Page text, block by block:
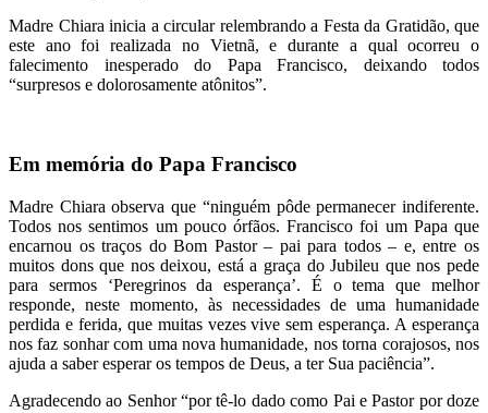
Madre Chiara inicia a circular relembrando a Festa da Gratidão, que
este ano foi realizada no Vietnã, e durante a qual ocorreu o
falecimento inesperado do Papa Francisco, deixando todos
“surpresos e dolorosamente atônitos”.
Em memória do Papa Francisco
Madre Chiara observa que “ninguém pôde permanecer indiferente.
Todos nos sentimos um pouco órfãos. Francisco foi um Papa que
encarnou os traços do Bom Pastor – pai para todos – e, entre os
muitos dons que nos deixou, está a graça do Jubileu que nos pede
para sermos ‘Peregrinos da esperança’. É o tema que melhor
responde, neste momento, às necessidades de uma humanidade
perdida e ferida, que muitas vezes vive sem esperança. A esperança
nos faz sonhar com uma nova humanidade, nos torna corajosos, nos
ajuda a saber esperar os tempos de Deus, a ter Sua paciência”.
Agradecendo ao Senhor “por tê-lo dado como Pai e Pastor por doze